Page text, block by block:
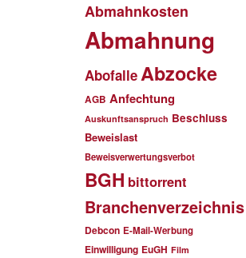
Abmahnkosten
Abmahnung
AbofalleAbzocke
AGB Anfechtung
Auskunftsanspruch Beschluss
Beweislast
Beweisverwertungsverbot
BGH bittorrent
Branchenverzeichnis
Debcon E-Mail-Werbung
Einwilligung EuGH Film